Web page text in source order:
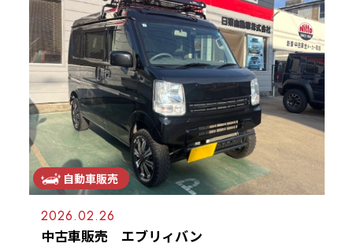
自動車販売
2026.02.26
中古車販売 エブリィバン